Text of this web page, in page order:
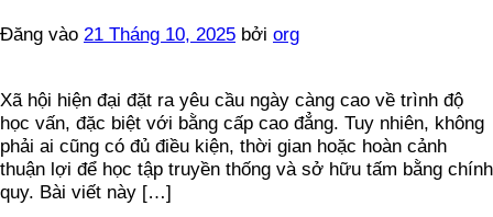
Đăng vào 21 Tháng 10, 2025 bởi org
Xã hội hiện đại đặt ra yêu cầu ngày càng cao về trình độ
học vấn, đặc biệt với bằng cấp cao đẳng. Tuy nhiên, không
phải ai cũng có đủ điều kiện, thời gian hoặc hoàn cảnh
thuận lợi để học tập truyền thống và sở hữu tấm bằng chính
quy. Bài viết này […]